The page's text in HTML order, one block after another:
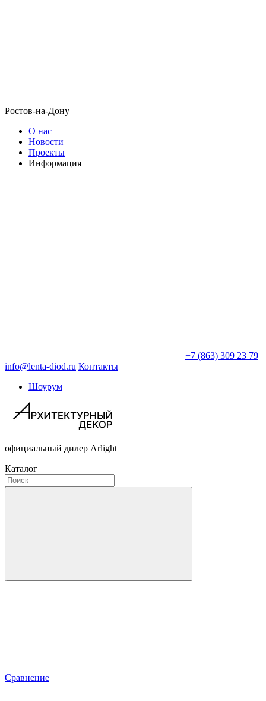
Ростов-на-Дону
О нас
Новости
Проекты
Информация
+7 (863) 309 23 79
info@lenta-diod.ru Контакты
Шоурум
официальный дилер Arlight
Каталог
Сравнение